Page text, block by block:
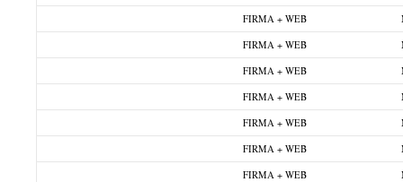
FIRMA + WEB
FIRMA + WEB
FIRMA + WEB
FIRMA + WEB
FIRMA + WEB
FIRMA + WEB
FIRMA + WEB